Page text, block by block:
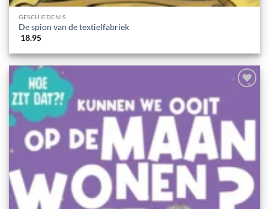
GESCHIEDENIS
De spion van de textielfabriek
18.95